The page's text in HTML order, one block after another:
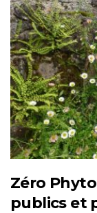
Zéro
publics et